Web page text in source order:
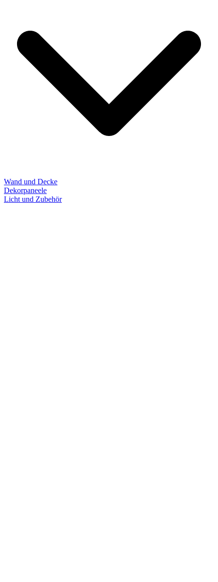
Wand und Decke
Dekorpaneele
Licht und Zubehör